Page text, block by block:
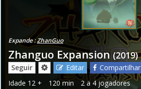
Expande :ZhanGuo
Zhanguo Expansion (2019)
Seguir Editar
Compartilhar
Idade 12 + 120 min 2 a 4 jogadores